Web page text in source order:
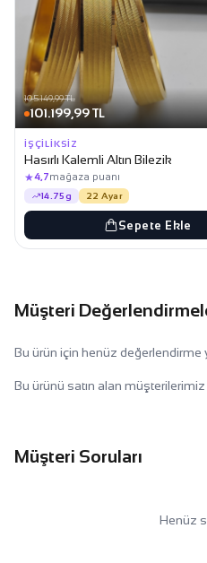
105.149,99 TL
101.199,99 TL
İŞÇILIKSIZ
Hasırlı Kalemli Altın Bilezik
★4,7mağaza puanı
14.75g 22 Ayar
Sepete Ekle
Müşteri
Bu ürün için henüz değerlendirme
Bu ürünü satın alan
Müşteri Soruları
Henüz